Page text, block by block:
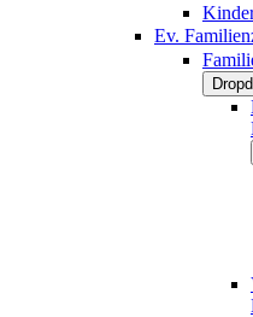
Ev.